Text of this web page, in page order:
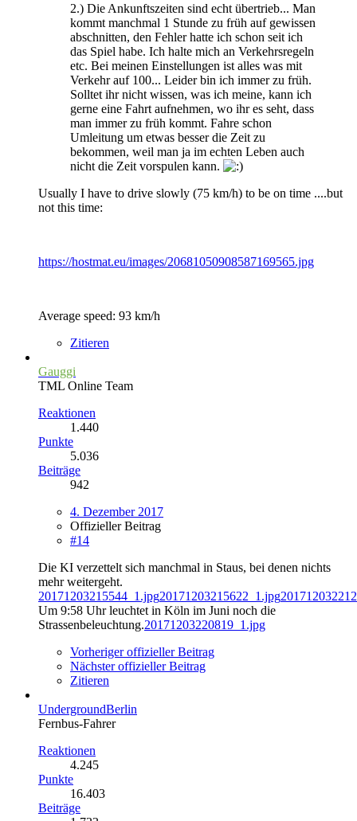
2.) Die Ankunftszeiten sind echt übertrieb... Man
kommt manchmal 1 Stunde zu früh auf gewissen
abschnitten, den Fehler hatte ich schon seit ich
das Spiel habe. Ich halte mich an Verkehrsregeln
etc. Bei meinen Einstellungen ist alles was mit
Verkehr auf 100... Leider bin ich immer zu früh.
Solltet ihr nicht wissen, was ich meine, kann ich
gerne eine Fahrt aufnehmen, wo ihr es seht, dass
man immer zu früh kommt. Fahre schon
Umleitung um etwas besser die Zeit zu
bekommen, weil man ja im echten Leben auch
nicht die Zeit vorspulen kann.
Usually I have to drive slowly (75 km/h) to be on time ....but
not this time:
https://hostmat.eu/images/20681050908587169565.jpg
Average speed: 93 km/h
Zitieren
Gauggi
TML Online Team
Reaktionen
1.440
Punkte
5.036
Beiträge
942
4. Dezember 2017
Offizieller Beitrag
#14
Die KI verzettelt sich manchmal in Staus, bei denen nichts
mehr weitergeht.
20171203215544_1.jpg20171203215622_1.jpg
Um 9:58 Uhr leuchtet in Köln im Juni noch die
Strassenbeleuchtung.20171203220819_1.jpg
Vorheriger offizieller Beitrag
Nächster offizieller Beitrag
Zitieren
UndergroundBerlin
Fernbus-Fahrer
Reaktionen
4.245
Punkte
16.403
Beiträge